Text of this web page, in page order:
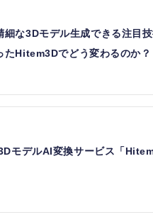
細な3Dモデル生成できる注目
たHitem3Dでどう変わるのか
モデルAI変換サービス「